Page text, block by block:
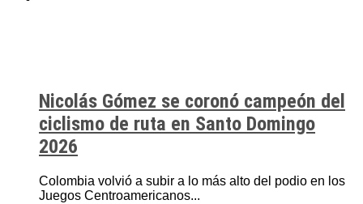
Nicolás Gómez se coronó campeón del
ciclismo de ruta en Santo Domingo
2026
Colombia volvió a subir a lo más alto del podio en los
Juegos Centroamericanos...